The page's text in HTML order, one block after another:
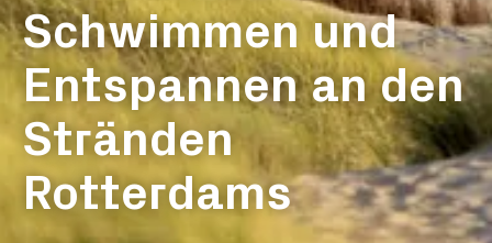
Schwimmen und
Entspannen an den
Stränden
Rotterdams